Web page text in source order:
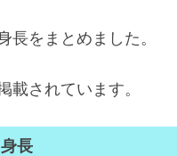
をまとめました。
されています。
身長